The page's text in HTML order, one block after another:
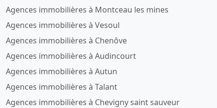
Agences immobilières à Montceau les mines
Agences immobilières à Vesoul
Agences immobilières à Chenôve
Agences immobilières à Audincourt
Agences immobilières à Autun
Agences immobilières à Talant
Agences immobilières à Chevigny saint sauveur